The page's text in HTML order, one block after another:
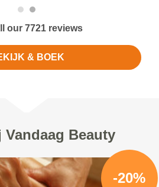
our 7721 reviews
& BOEK
Beauty
-20%